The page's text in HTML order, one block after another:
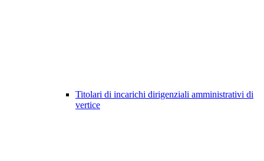
Titolari di incarichi dirigenziali amministrativi di
vertice